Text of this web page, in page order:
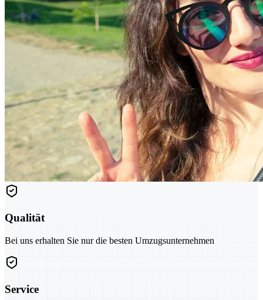
Qualität
Bei uns erhalten Sie nur die besten Umzugsunternehmen
Service